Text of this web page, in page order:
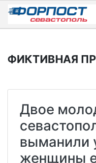
Skip
content
ФИКТИВНАЯ
Двое
выманили
женщины